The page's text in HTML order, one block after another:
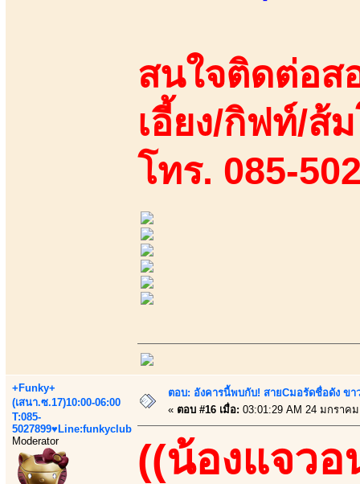
สนใจติดต่อส
เอี้ยง/กิฟท์/ส้
โทร. 085-
+Funky+
(เสนา.ซ.17)10:00-06:00
T:085-
5027899♥Line:funkyclub
Moderator
ตอบ: อังคารนี้พบกับ! สายCมอรัดชื่อดัง ขา
« ตอบ #16 เมื่อ: 03:01:29 AM 24 มกราค
((น้องแจวอ